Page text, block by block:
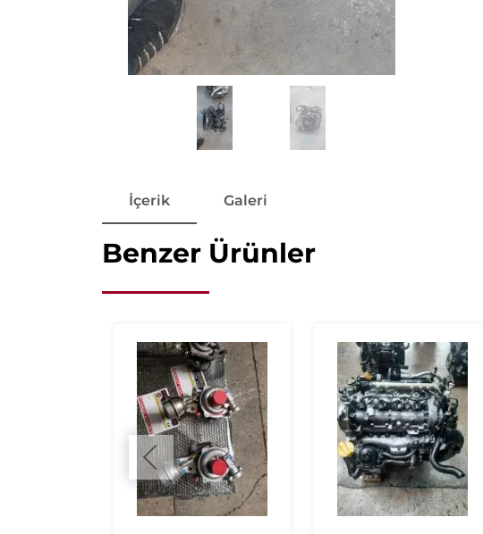
İçerik Galeri
Benzer Ürünler